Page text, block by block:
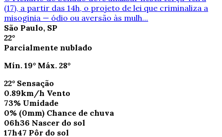
(17), a partir das 14h, o projeto de lei que criminaliza a
misoginia — ódio ou aversão às mulh...
São Paulo, SP
22°
Parcialmente nublado
Mín. 19° Máx. 28°
22° Sensação
0.89km/h Vento
73% Umidade
0% (0mm) Chance de chuva
06h36 Nascer do sol
17h47 Pôr do sol